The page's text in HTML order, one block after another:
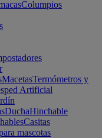
Columpios
MacetasTermómetros y
Artificial
DuchaHinchable
Casitas
mascotas